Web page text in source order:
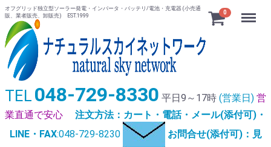
オフグリッド独立型ソーラー発電・インバータ・バッテリ/電池・充電器 (小売通
販、業者販売、卸販売) EST.1999
0 Menu
TEL 048-729-8330 平日9～17時 (営業日) 営
業直通で安心
注文方法：カート・電話・メール(添付可)・
LINE・FAX:048-729-8230
お問合せ(添付可)：見